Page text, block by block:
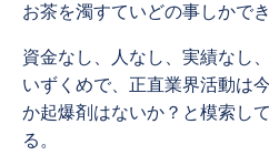
お茶を濁すていどの事しかで
資金なし、人なし、実績なし
いずくめで、正直業界活動は
か起爆剤はないか？と模索し
る。